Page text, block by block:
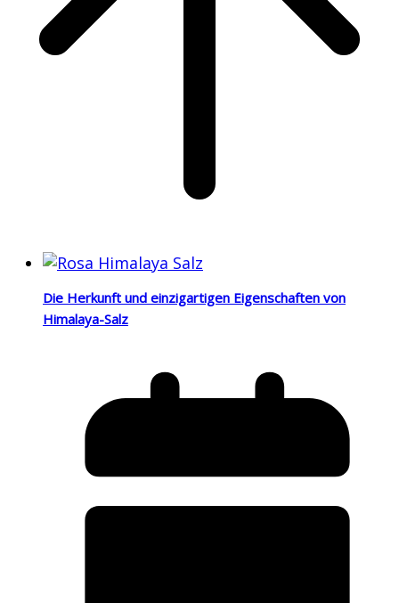
Die Herkunft und einzigartigen Eigenschaften von
Himalaya-Salz